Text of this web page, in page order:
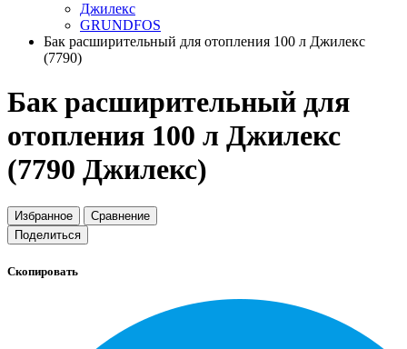
Джилекс
GRUNDFOS
Бак расширительный для отопления 100 л Джилекс
(7790)
Бак расширительный для
отопления 100 л Джилекс
(7790 Джилекс)
Избранное
Сравнение
Поделиться
Скопировать